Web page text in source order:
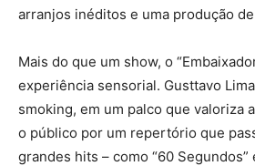
arranjos inéditos e uma produção
Mais do que um show, o
experiência sensorial. Gusttavo
smoking, em um palco que valoriza
o público por um repertório que
grandes hits – como “60 Segundos”